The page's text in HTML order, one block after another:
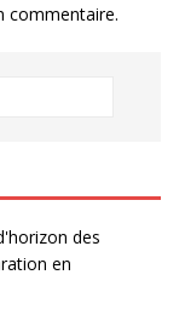
commentaire.
des
en